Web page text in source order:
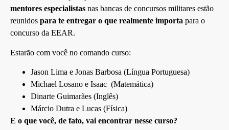
mentores especialistas nas bancas de concursos militares estão
reunidos para te entregar o que realmente importa para o
concurso da EEAR.
Estarão com você no comando curso:
Jason Lima e Jonas Barbosa (Língua Portuguesa)
Michael Losano e Isaac (Matemática)
Dinarte Guimarães (Inglês)
Márcio Dutra e Lucas (Física)
E o que você, de fato, vai encontrar nesse curso?